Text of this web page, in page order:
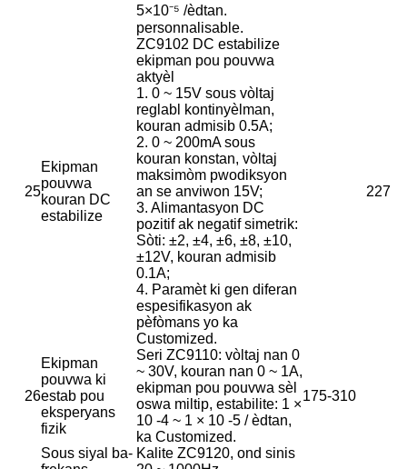
5×10⁻⁵ /èdtan.
personnalisable.
25
Ekipman
pouvwa
kouran DC
estabilize
ZC9102 DC estabilize
ekipman pou pouvwa
aktyèl
227
1. 0 ~ 15V sous vòltaj
reglabl kontinyèlman,
kouran admisib 0.5A;
2. 0 ~ 200mA sous
kouran konstan, vòltaj
maksimòm pwodiksyon
an se anviwon 15V;
3. Alimantasyon DC
pozitif ak negatif simetrik:
Sòti: ±2, ±4, ±6, ±8, ±10,
±12V, kouran admisib
0.1A;
4. Paramèt ki gen diferan
espesifikasyon ak
pèfòmans yo ka
Customized.
26
Ekipman
pouvwa ki
estab pou
eksperyans
fizik
Seri ZC9110: vòltaj nan 0
~ 30V, kouran nan 0 ~ 1A,
ekipman pou pouvwa sèl
oswa miltip, estabilite: 1 ×
10 -4 ~ 1 × 10 -5 / èdtan,
ka Customized.
175-310
Sous siyal ba- Kalite ZC9120, ond sinis